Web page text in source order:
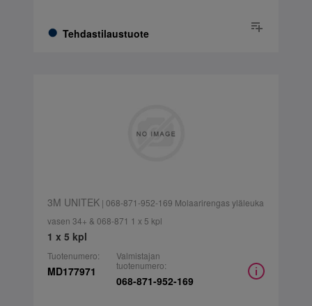
Tehdastilaustuote
3M UNITEK| 068-871-952-169 Molaarirengas yläleuka
vasen 34+ & 068-871 1 x 5 kpl
1 x 5 kpl
Tuotenumero:
MD177971
Valmistajan
tuotenumero:
068-871-952-169